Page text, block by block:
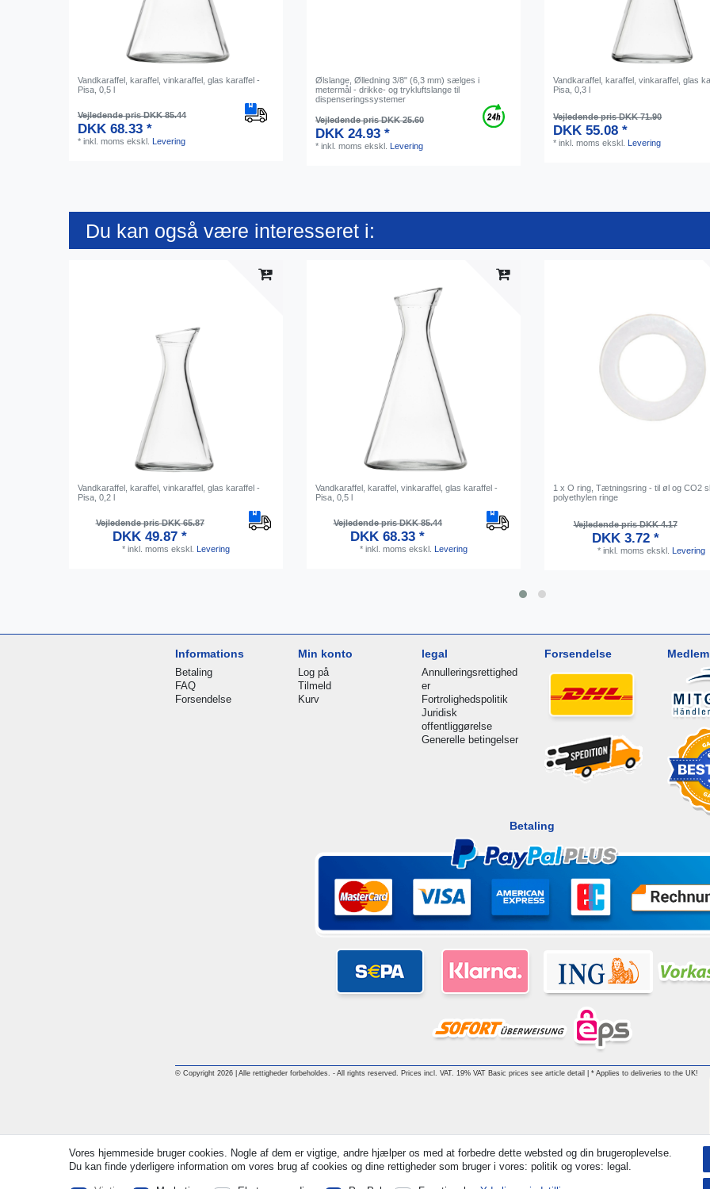
Vandkaraffel, karaffel, vinkaraffel, glas karaffel -
Pisa, 0,5 l
Vejledende pris DKK 85.44
DKK 68.33 *
*inkl. moms ekskl. Levering
Ølslange, Ølledning 3/8" (6,3 mm) sælges i
metermål - drikke- og trykluftslange til
dispenseringssystemer
Vejledende pris DKK 25.60
DKK 24.93 *
*inkl. moms ekskl. Levering
Vandkaraffel, karaffel, vinkaraffel, glas
Pisa, 0,3 l
Vejledende pris DKK 71.90
DKK 55.08 *
*inkl. moms ekskl. Levering
Du kan også være interesseret i:
Vandkaraffel, karaffel, vinkaraffel, glas karaffel -
Pisa, 0,2 l
Vejledende pris DKK 65.87
DKK 49.87 *
* inkl. moms ekskl. Levering
Vandkaraffel, karaffel, vinkaraffel, glas karaffel -
Pisa, 0,5 l
Vejledende pris DKK 85.44
DKK 68.33 *
* inkl. moms ekskl. Levering
1 x O ring, Tætningsring - til øl og CO2
polyethylen ringe
Vejledende pris DKK 4.17
DKK 3.72 *
* inkl. moms ekskl. Levering
Informations
Betaling
FAQ
Forsendelse
Min konto
Log på
Tilmeld
Kurv
legal
Annulleringsrettighed
er
Fortrolighedspolitik
Juridisk
offentliggørelse
Generelle betingelser
Forsendelse
Betaling
© Copyright 2026 | Alle rettigheder forbeholdes. - All rights reserved. Prices incl. VAT. 19% VAT Basic prices see article detail | * Applies to deliveries to the UK!
Vores hjemmeside bruger cookies. Nogle af dem er vigtige, andre hjælper os med at forbedre dette websted og din brugeroplevelse.
Du kan finde yderligere information om vores brug af cookies og dine rettigheder som bruger i vores: politik og vores: legal.